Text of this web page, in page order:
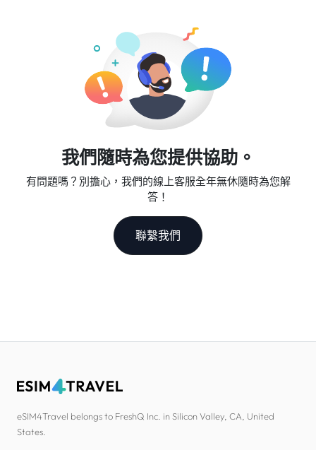
我們隨時為您提供協助。
有問題嗎？別擔心，我們的線上客服全年無休隨時為您解
答！
聯繫我們
eSIM4Travel belongs to FreshQ Inc. in Silicon Valley, CA, United
States.